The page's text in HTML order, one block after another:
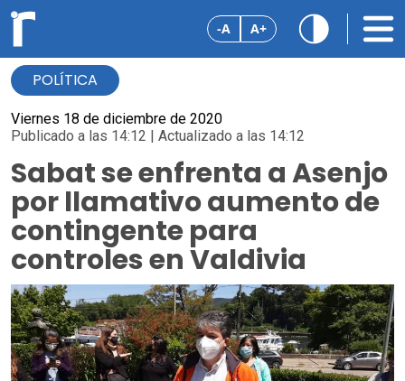
-A A+
POLÍTICA
Viernes 18 de diciembre de 2020
Publicado a las 14:12 | Actualizado a las 14:12
Sabat se enfrenta a Asenjo
por llamativo aumento de
contingente para
controles en Valdivia